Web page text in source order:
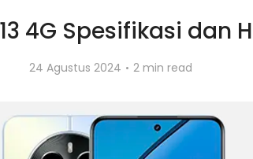
4G Spesifikasi dan
24 Agustus 2024 2 min read